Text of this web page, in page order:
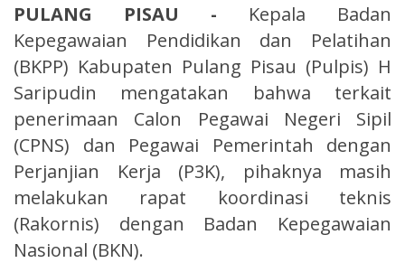
PULANG PISAU - Kepala Badan
Kepegawaian Pendidikan dan Pelatihan
(BKPP) Kabupaten Pulang Pisau (Pulpis) H
Saripudin mengatakan bahwa terkait
penerimaan Calon Pegawai Negeri Sipil
(CPNS) dan Pegawai Pemerintah dengan
Perjanjian Kerja (P3K), pihaknya masih
melakukan rapat koordinasi teknis
(Rakornis) dengan Badan Kepegawaian
Nasional (BKN).